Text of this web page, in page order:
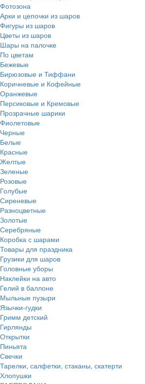
Фотозона
Арки и цепочки из шаров
Фигуры из шаров
Цветы из шаров
Шары на палочке
По цветам
Бежевые
Бирюзовые и Тиффани
Коричневые и Кофейные
Оранжевые
Персиковые и Кремовые
Прозрачные шарики
Фиолетовые
Черные
Белые
Красные
Желтые
Зеленые
Розовые
Голубые
Сиреневые
Разноцветные
Золотые
Серебряные
Коробка с шарами
Товары для праздника
Грузики для шаров
Головные уборы
Наклейки на авто
Гелий в баллоне
Мыльные пузыри
Язычки-гудки
Гримм детский
Гирлянды
Открытки
Пиньята
Свечки
Тарелки, салфетки, стаканы, скатерти
Хлопушки